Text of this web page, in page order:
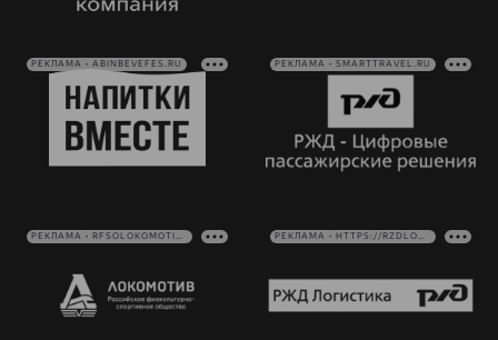
РЕКЛАМА • ABINBEVEFES.RU РЕКЛАМА • SMARTTRAVEL.RU
РЕКЛАМА • RFSOLOKOMOTIV.RU РЕКЛАМА • HTTPS://RZDLOG.RU/